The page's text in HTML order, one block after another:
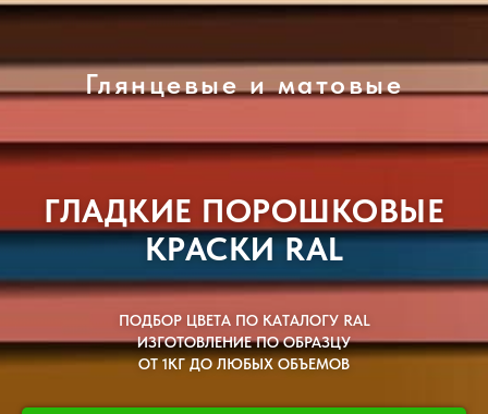
Глянцевые и матовые
ГЛАДКИЕ ПОРОШКОВЫЕ
КРАСКИ RAL
ПОДБОР ЦВЕТА ПО КАТАЛОГУ RAL
ИЗГОТОВЛЕНИЕ ПО ОБРАЗЦУ
ОТ 1КГ ДО ЛЮБЫХ ОБЪЕМОВ